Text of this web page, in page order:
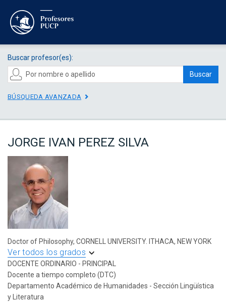
Buscar profesor(es):
Buscar
BÚSQUEDA AVANZADA
JORGE IVAN PEREZ SILVA
Doctor of Philosophy, CORNELL UNIVERSITY. ITHACA, NEW YORK
Ver todos los grados
DOCENTE ORDINARIO - PRINCIPAL
Docente a tiempo completo (DTC)
Departamento Académico de Humanidades - Sección Lingüística
y Literatura